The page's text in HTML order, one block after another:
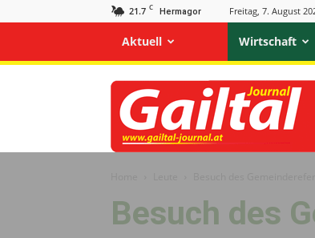
21.7 C Hermagor Freitag, 7. August
Aktuell Wirtschaft
Gailtal
Journal
Besuch des